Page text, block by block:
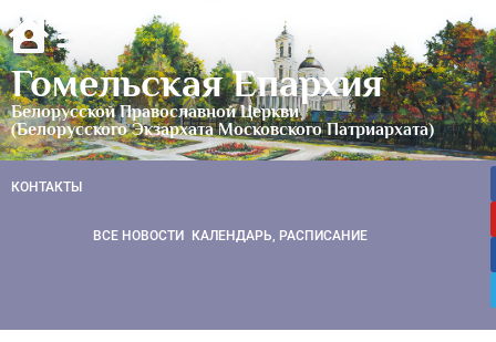
Гомельская Епархия
Белорусской Православной Церкви
(Белорусского Экзархата Московского Патриархата)
КОНТАКТЫ
ВСЕ НОВОСТИ КАЛЕНДАРЬ, РАСПИСАНИЕ